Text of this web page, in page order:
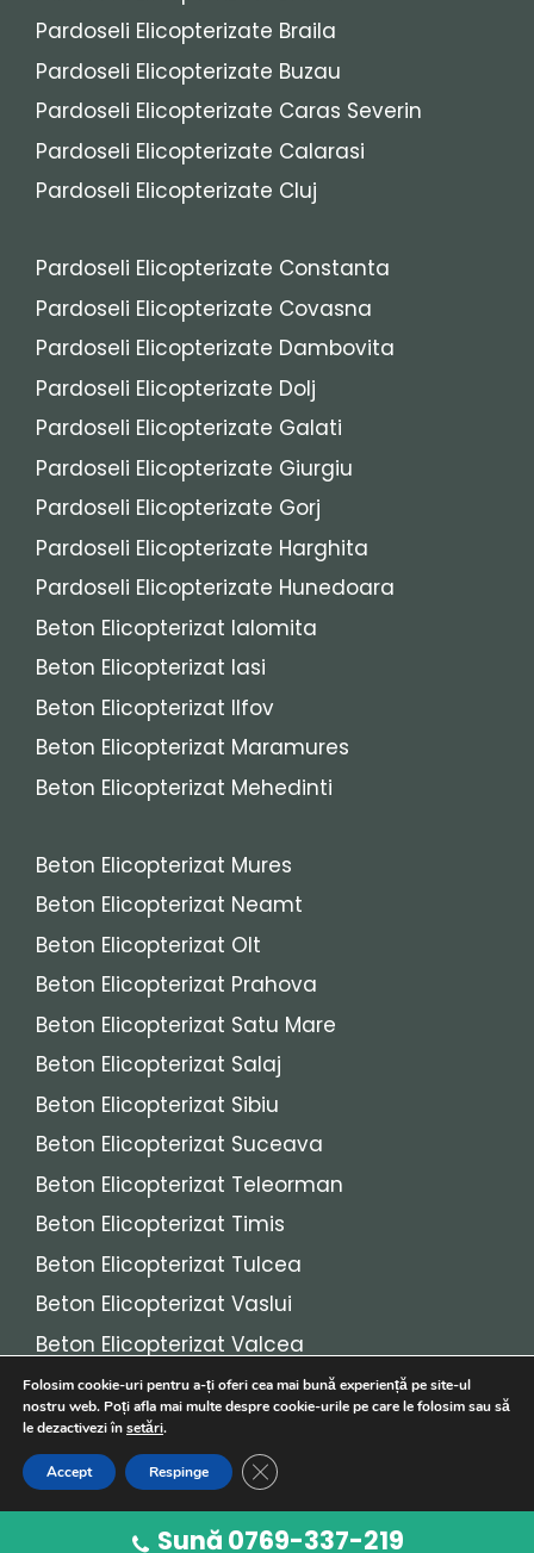
Pardoseli Elicopterizate Braila
Pardoseli Elicopterizate Buzau
Pardoseli Elicopterizate Caras Severin
Pardoseli Elicopterizate Calarasi
Pardoseli Elicopterizate Cluj
Pardoseli Elicopterizate Constanta
Pardoseli Elicopterizate Covasna
Pardoseli Elicopterizate Dambovita
Pardoseli Elicopterizate Dolj
Pardoseli Elicopterizate Galati
Pardoseli Elicopterizate Giurgiu
Pardoseli Elicopterizate Gorj
Pardoseli Elicopterizate Harghita
Pardoseli Elicopterizate Hunedoara
Beton Elicopterizat Ialomita
Beton Elicopterizat Iasi
Beton Elicopterizat Ilfov
Beton Elicopterizat Maramures
Beton Elicopterizat Mehedinti
Beton Elicopterizat Mures
Beton Elicopterizat Neamt
Beton Elicopterizat Olt
Beton Elicopterizat Prahova
Beton Elicopterizat Satu Mare
Beton Elicopterizat Salaj
Beton Elicopterizat Sibiu
Beton Elicopterizat Suceava
Beton Elicopterizat Teleorman
Beton Elicopterizat Timis
Beton Elicopterizat Tulcea
Beton Elicopterizat Vaslui
Beton Elicopterizat Valcea
Beton Elicopterizat Vrancea
© 2026Beton Elicopterizat
rezervate!
Sună 0769-337-219
Folosim cookie-uri pentru a-ți oferi cea mai bună experiență pe site-ul
nostru web. Poți afla mai multe despre cookie-urile pe care le folosim sau să
le dezactivezi însetări.
Accept Respinge Close GDPR Cookie Banner